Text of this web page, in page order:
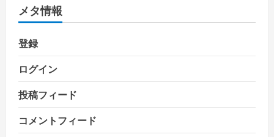
メタ情報
登録
ログイン
投稿フィード
コメントフィード